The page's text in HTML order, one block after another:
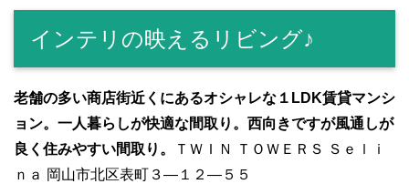
c
e
b
o
o
k
tt
er
e
ail C
h
at
m
bl
r
p
e
インテリの映えるリビング♪
老舗の多い商店街近くにあるオシャレな１LDK賃貸マンシ
ョン。一人暮らしが快適な間取り。西向きですが風通しが
良く住みやすい間取り。
ＴＷＩＮ ＴＯＷＥＲＳ Ｓｅｌｉ
ｎａ 岡山市北区表町３―１２―５５